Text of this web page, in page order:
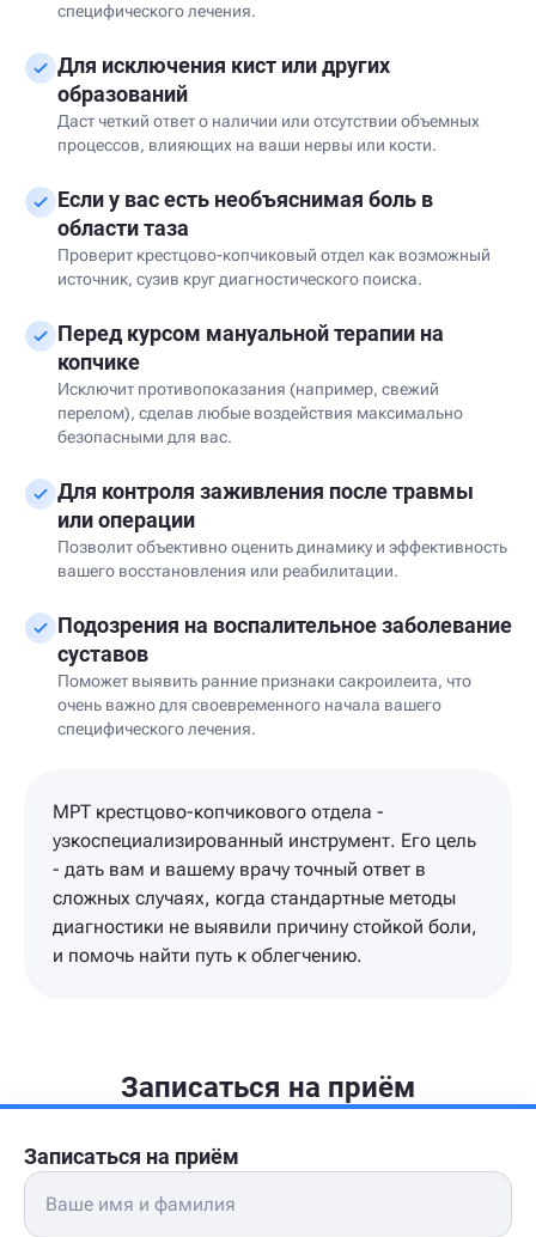
специфического лечения.
Для исключения кист или других
образований
Даст четкий ответ о наличии или отсутствии объемных
процессов, влияющих на ваши нервы или кости.
Если у вас есть необъяснимая боль в
области таза
Проверит крестцово-копчиковый отдел как возможный
источник, сузив круг диагностического поиска.
Перед курсом мануальной терапии на
копчике
Исключит противопоказания (например, свежий
перелом), сделав любые воздействия максимально
безопасными для вас.
Для контроля заживления после травмы
или операции
Позволит объективно оценить динамику и эффективность
вашего восстановления или реабилитации.
Подозрения на воспалительное заболевание
суставов
Поможет выявить ранние признаки сакроилеита, что
очень важно для своевременного начала вашего
специфического лечения.
МРТ крестцово-копчикового отдела -
узкоспециализированный инструмент. Его цель
- дать вам и вашему врачу точный ответ в
сложных случаях, когда стандартные методы
диагностики не выявили причину стойкой боли,
и помочь найти путь к облегчению.
Записаться на приём
Записаться на приём